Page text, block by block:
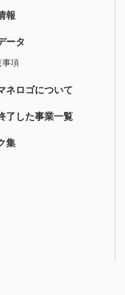
報
ータ
事項
ネロゴについて
了した事業一覧
集